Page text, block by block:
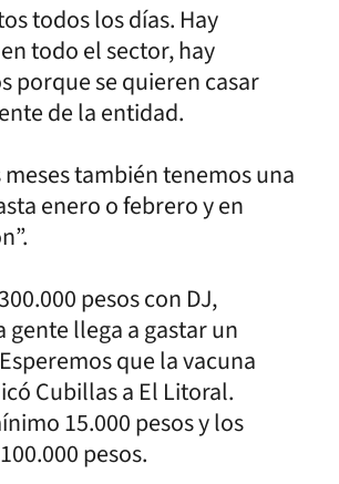
todos los días. Hay
todo el sector, hay
porque se quieren casar
de la entidad.
también tenemos una
enero o febrero y en
pesos con DJ,
gente llega a gastar un
que la vacuna
Cubillas a El Litoral.
15.000 pesos y los
pesos.